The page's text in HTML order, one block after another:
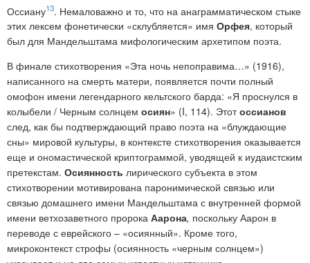
Оссиану13. Немаловажно и то, что на анаграмматическом стыке
этих лексем фонетически «склубляется» имя Орфея, который
был для Мандельштама мифологическим архетипом поэта.
В финале стихотворения «Эта ночь непоправима…» (1916),
написанного на смерть матери, появляется почти полный
омофон имени легендарного кельтского барда: «Я проснулся в
колыбели / Черным солнцем осиян» (I, 114). Этотоссианов
след, как бы подтверждающий право поэта на «блуждающие
сны» мировой культуры, в контексте стихотворения оказывается
еще и ономастической криптограммой, уводящей к иудаистским
претекстам. Осиянность лирического субъекта в этом
стихотворении мотивирована паронимической связью или
связью домашнего имени Мандельштама с внутренней формой
имени ветхозаветного пророка Аарона, поскольку Аарон в
переводе с еврейского – «осиянный». Кроме того,
микроконтекст строфы (осиянность «черным солнцем»)